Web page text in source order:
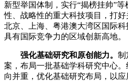
新型举国体制，实行“揭榜挂帅”
性、战略性的重大科技项目，打
北京、上海、粤港澳大湾区国际
具有国际竞争力的区域创新高地。
强化基础研究和原创能力。 制
案，布局一批基础学科研究中心
向并重，优化基础研究布局，以